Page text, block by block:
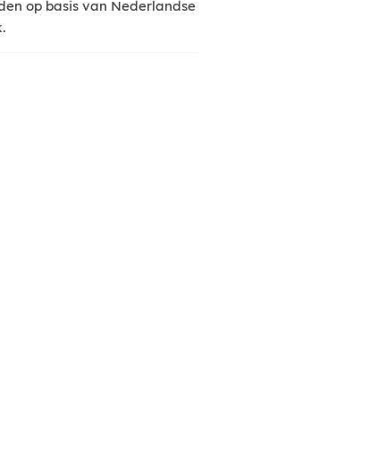
op basis van Nederlandse